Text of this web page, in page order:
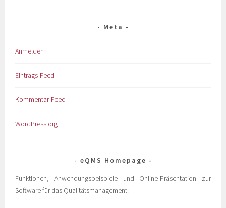
Meta
Anmelden
Eintrags-Feed
Kommentar-Feed
WordPress.org
eQMS Homepage
Funktionen, Anwendungsbeispiele und Online-Präsentation zur
Software für das Qualitätsmanagement: